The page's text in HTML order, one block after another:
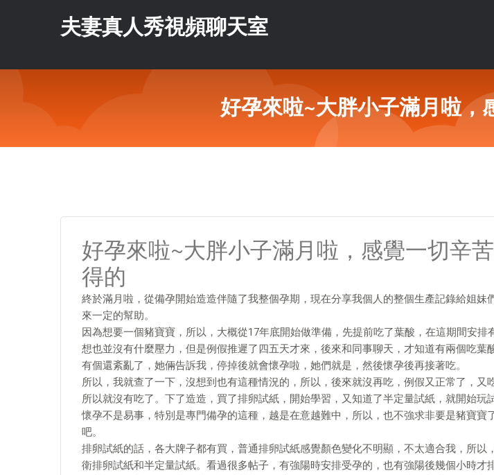
夫妻真人秀視頻聊天室
好孕來啦~大胖小子滿月啦，
好孕來啦~大胖小子滿月啦，感覺一切辛
得的
終於滿月啦，從備孕開始造造伴隨了我整個孕期，現在分享我個人的整個生產記錄給姐妹
來一定的幫助。
因為想要一個豬寶寶，所以，大概從17年底開始做準備，先提前吃了葉酸，在這期間安排
想也並沒有什麼壓力，但是例假推遲了四五天才來，後來和同事聊天，才知道有兩個吃葉
有個還紊亂了，她倆告訴我，停掉後就會懷孕啦，她們就是，然後懷孕後再接著吃。
所以，我就查了一下，沒想到也有這種情況的，所以，後來就沒再吃，例假又正常了，又
所以就沒有吃了。下了造造，買了排卵試紙，開始學習，又知道了半定量試紙，就開始玩
懷孕不是易事，特別是專門備孕的這種，越是在意越難中，所以，也不強求非要是豬寶寶
吧。
排卵試紙的話，各大牌子都有買，普通排卵試紙感覺顏色變化不明顯，不太適合我，所以
衛排卵試紙和半定量試紙。看過很多帖子，有強陽時安排受孕的，也有強陽後幾個小時才